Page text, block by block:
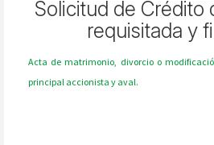
Solicitud de Crédito
requisitada y
Acta de matrimonio, divorcio o
principal accionista y aval.